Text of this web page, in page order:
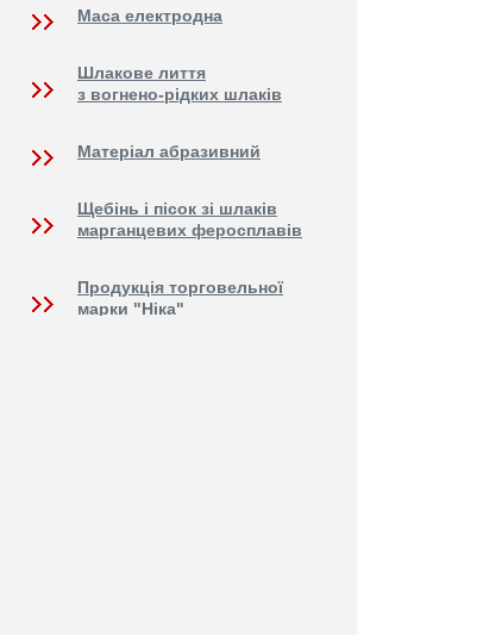
Маса електродна
Шлакове лиття
з вогнено-рідких шлаків
Матеріал абразивний
Щебінь і пісок зі шлаків
марганцевих феросплавів
Продукція торговельної
марки "Ніка"